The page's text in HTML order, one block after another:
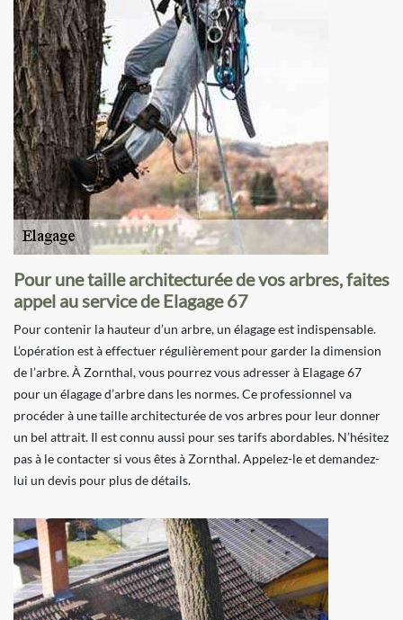
Pour une taille architecturée de vos arbres, faites
appel au service de Elagage 67
Pour contenir la hauteur d’un arbre, un élagage est indispensable.
L’opération est à effectuer régulièrement pour garder la dimension
de l’arbre. À Zornthal, vous pourrez vous adresser à Elagage 67
pour un élagage d’arbre dans les normes. Ce professionnel va
procéder à une taille architecturée de vos arbres pour leur donner
un bel attrait. Il est connu aussi pour ses tarifs abordables. N’hésitez
pas à le contacter si vous êtes à Zornthal. Appelez-le et demandez-
lui un devis pour plus de détails.